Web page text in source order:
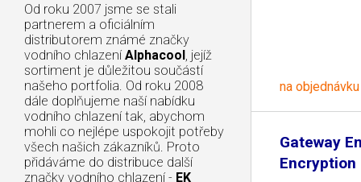
Od roku 2007 jsme se stali
partnerem a oficiálním
distributorem známé značky
vodního chlazení Alphacool, jejíž
sortiment je důležitou součástí
našeho portfolia. Od roku 2008
dále doplňujeme naší nabídku
vodního chlazení tak, abychom
mohli co nejlépe uspokojit potřeby
všech našich zákazníků. Proto
přidáváme do distribuce další
značky vodního chlazení - EK
na objednávku
Gateway
Encryption